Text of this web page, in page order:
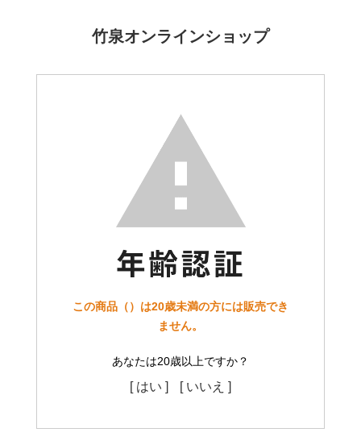
竹泉オンラインショップ
この商品（）は20歳未満の方には販売でき
ません。
あなたは20歳以上ですか？
[ はい ] [ いいえ ]